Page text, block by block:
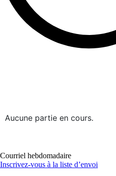
Aucune partie en cours.
Courriel hebdomadaire
Inscrivez-vous à la liste d’envoi